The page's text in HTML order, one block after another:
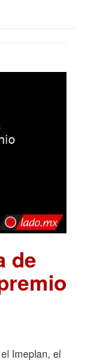
de
Imeplan, el